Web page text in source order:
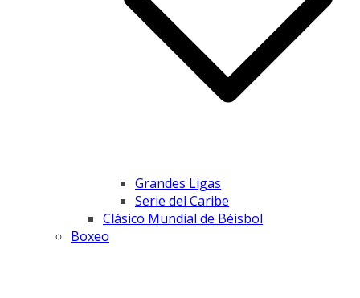
Grandes Ligas
Serie del Caribe
Clásico Mundial de Béisbol
Boxeo